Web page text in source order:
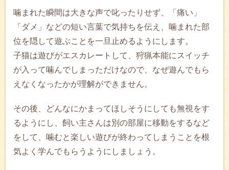
噛まれた瞬間は大きな声で叱ったりせず、「痛い」
「ダメ」などの短い言葉で気持ちを伝え、噛まれた部
位を隠して遊ぶことを一旦止めるようにします。
子猫は遊びがエスカレートして、狩猟本能にスイッチ
が入って噛んでしまっただけなので、なぜ遊んでもら
えなくなったかが理解ができません。
その後、どんなにかまってほしそうにしても無視をす
るようにし、飼い主さんは別の部屋に移動をするなど
をして、噛むと楽しい遊びが終わってしまうことを根
気よく学んでもらうようにしましょう。